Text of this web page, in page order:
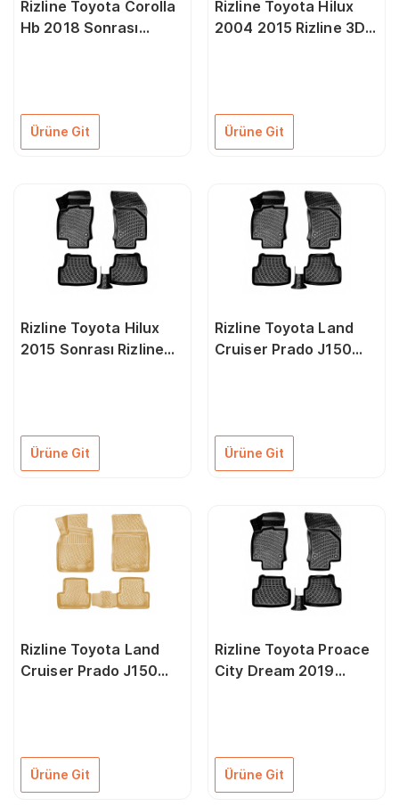
Rizline Toyota Corolla
Hb 2018 Sonrası
Ürüne Git
Rizline Toyota Hilux
2004 2015 Rizline 3D
Ürüne Git
Rizline Toyota Hilux
2015 Sonrası Rizline
Ürüne Git
Rizline Toyota Land
Cruiser Prado J150
Ürüne Git
Rizline Toyota Land
Cruiser Prado J150
Ürüne Git
Rizline Toyota Proace
City Dream 2019
Ürüne Git